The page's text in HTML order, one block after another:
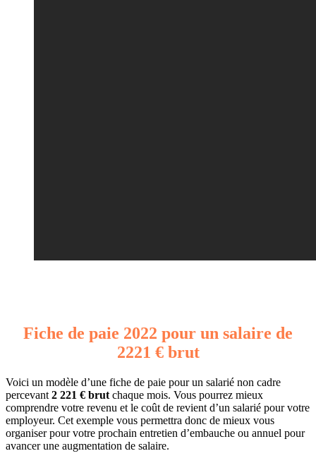
Fiche de paie 2022 pour un salaire de
2221 € brut
Voici un modèle d’une fiche de paie pour un salarié non cadre
percevant 2 221 € brut chaque mois. Vous pourrez mieux
comprendre votre revenu et le coût de revient d’un salarié pour votre
employeur. Cet exemple vous permettra donc de mieux vous
organiser pour votre prochain entretien d’embauche ou annuel pour
avancer une augmentation de salaire.